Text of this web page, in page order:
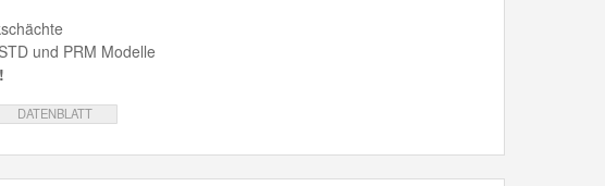
und PRM Modelle
DATENBLATT